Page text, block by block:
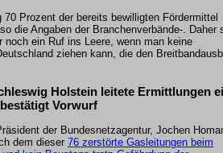
Prozent der bereits bewilligten Fördermittel
die Angaben der Branchenverbände-. Daher
noch ein Ruf ins Leere, wenn man keine
ziehen kann, die den
Holstein leitete Ermittlungen
Vorwurf
der Bundesnetzagentur, Jochen
dem dieser 76 zerstörte Gasleitungen beim